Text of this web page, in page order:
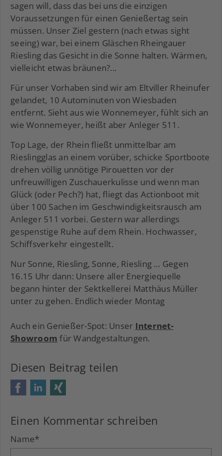
sagen will, dass das bei uns die einzigen
Voraussetzungen für einen Genießertag sein
müssen. Unser Ziel gestern (nach etwas sight
seeing) war, bei einem Gläschen Rheingauer
Riesling das Gesicht in die Sonne halten. Wärmen,
vielleicht etwas bräunen?...
Für unser Vorhaben sind wir am Eltviller Rheinufer
gelandet, 10 Autominuten von Wiesbaden
entfernt. Sieht aus wie Wonnemeyer, fühlt sich an
wie Wonnemeyer, heißt aber Anleger 511.
Top Lage, der Rhein fließt unmittelbar am
Rieslingglas an einem vorüber, schicke Sportboote
drehen völlig unnötige Pirouetten vor der
unfreuwilligen Zuschauerkulisse und wenn man
Glück (oder Pech?) hat, fliegt das Actionboot mit
über 100 Sachen im Geschwindigkeitsrausch am
Anleger 511 vorbei. Gestern war allerdings
gespenstige Ruhe auf dem Rhein. Hochwasser,
Schiffsverkehr eingestellt.
Nur Sonne, Riesling, Sonne, Riesling … Gegen
16.15 Uhr dann: Unsere aller Energiequelle
begann hinter der Sektkellerei Matthäus Müller
unter zu gehen. Endlich wieder Montag
Auch ein Genießer-Spot: Unser Internet-
Showroom für Wandgestaltungen.
Diesen Beitrag teilen
FacebookLinkedIn
Einen Kommentar schreiben
Name*